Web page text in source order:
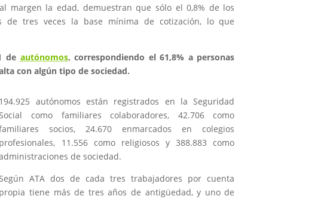
margen la edad, demuestran que sólo el 0,8% de los
de tres veces la base mínima de cotización, lo que
de autónomos, correspondiendo el 61,8% a personas
con algún tipo de sociedad.
194.925 autónomos están registrados en la Seguridad
como familiares colaboradores, 42.706 como
socios, 24.670 enmarcados en colegios
profesionales, 11.556 como religiosos y 388.883 como
de sociedad.
ATA dos de cada tres trabajadores por cuenta
propia tiene más de tres años de antigüedad, y uno de